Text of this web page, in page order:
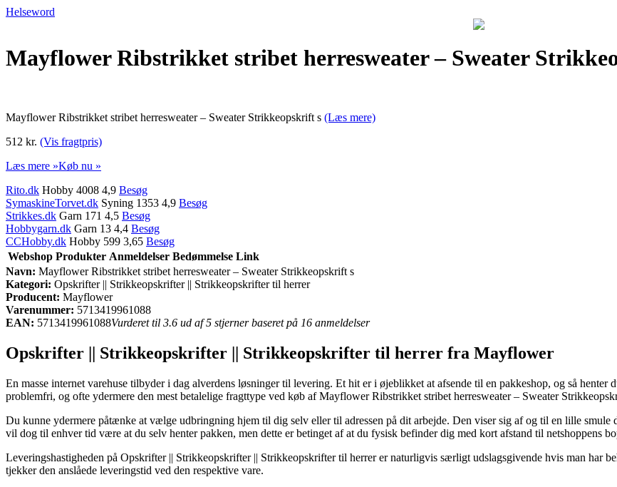
Helseword
Mayflower Ribstrikket stribet herresweater – Sweater
Mayflower Ribstrikket stribet herresweater – Sweater Strikkeopskrift s (Læs mere)
512 kr. (Vis fragtpris)
Læs mere »Køb nu »
Rito.dk Hobby 4008 4,9 Besøg
SymaskineTorvet.dk Syning 1353 4,9 Besøg
Strikkes.dk Garn 171 4,5 Besøg
Hobbygarn.dk Garn 13 4,4 Besøg
CCHobby.dk Hobby 599 3,65 Besøg
Webshop Produkter Anmeldelser Bedømmelse Link
Navn: Mayflower Ribstrikket stribet herresweater – Sweater Strikkeopskrift s
Kategori: Opskrifter || Strikkeopskrifter || Strikkeopskrifter til herrer
Producent: Mayflower
Varenummer: 5713419961088
EAN: 5713419961088Vurderet til 3.6 ud af 5 stjerner baseret på 16 anmeldelser
Opskrifter || Strikkeopskrifter || Strikkeopskrifter til herrer fra Mayflower
En masse internet varehuse tilbyder i dag alverdens løsninger til levering. Et hit er i øjeblikket at afsende til en pakkeshop, og så henter
problemfri, og ofte ydermere den mest betalelige fragttype ved køb af Mayflower Ribstrikket stribet herresweater – Sweater
Du kunne ydermere påtænke at vælge udbringning hjem til dig selv eller til adressen på dit arbejde. Den viser sig af og til en lille
vil dog til enhver tid være at du selv henter pakken, men dette er betinget af at du fysisk befinder dig med kort afstand til netshoppens
Leveringshastigheden på Opskrifter || Strikkeopskrifter || Strikkeopskrifter til herrer er naturligvis særligt udslagsgivende hvis man har
tjekker den anslåede leveringstid ved den respektive vare.